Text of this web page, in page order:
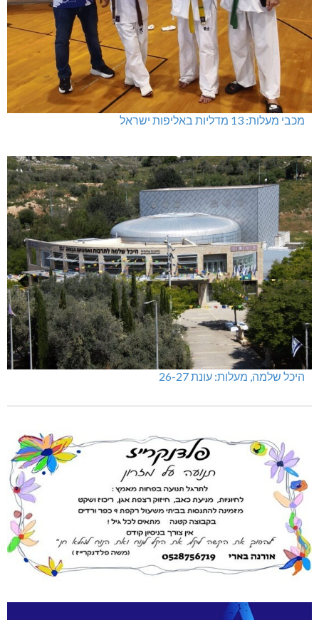
מכבי מעלות: 13 מדליות באליפות ישראל
היכל שלמה, מעלות: עונת 26-27